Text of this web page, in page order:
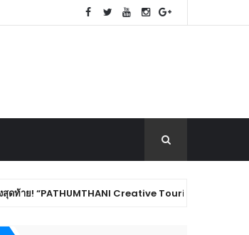
Creative Tourism Market Fest 2026”